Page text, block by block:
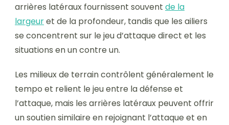
arrières latéraux fournissent souvent de la
largeuret de la profondeur, tandis que les ailiers
se concentrent sur le jeu d’attaque direct et les
situations en un contre un.
Les milieux de terrain contrôlent généralement le
tempo et relient le jeu entre la défense et
l’attaque, mais les arrières latéraux peuvent offrir
un soutien similaire en rejoignant l’attaque et en